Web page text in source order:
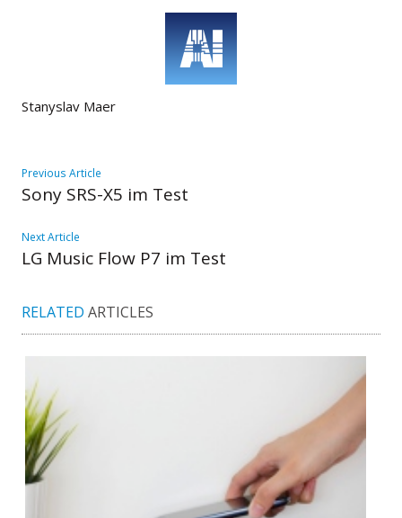
Author
Stanyslav Maer
Previous Article
Sony SRS-X5 im Test
Next Article
LG Music Flow P7 im Test
RELATED ARTICLES